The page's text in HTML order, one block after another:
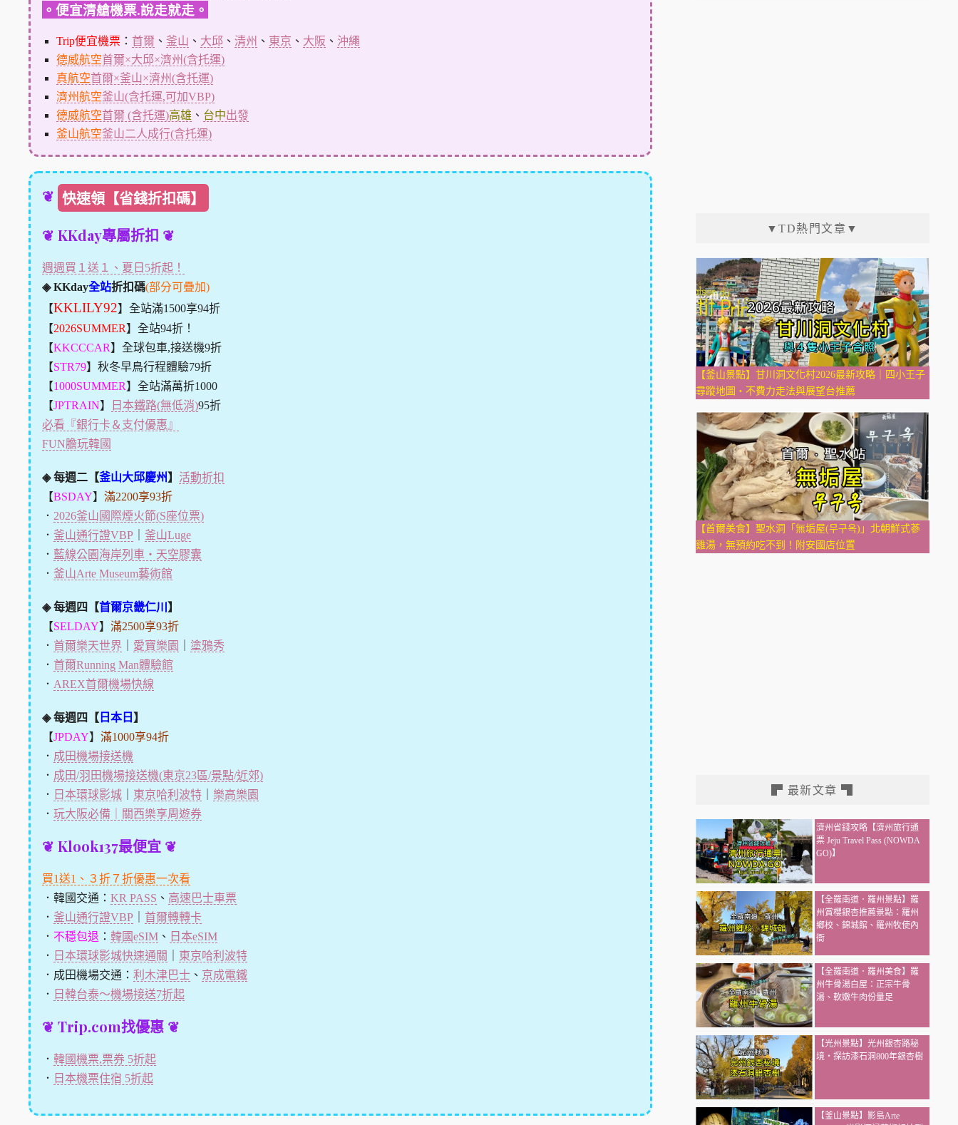
。便宜清艙機票.說走就走。
Trip便宜機票： 首爾 、 釜山 、 大邱 、 清州 、 東京 、 大阪 、 沖繩
德威航空首爾×大邱×濟州(含托運)
真航空首爾×釜山×濟州(含托運)
濟州航空釜山(含托運,可加VBP)
德威航空首爾 (含托運)高雄 、 台中出發
釜山航空釜山二人成行(含托運)
❦ 快速領【省錢折扣碼】
❦ KKday專屬折扣 ❦
週週買１送１、夏日5折起！
◈ KKday全站折扣碼(部分可疊加)
【KKLILY92】全站滿1500享94折
【2026SUMMER】全站94折！
【KKCCCAR】全球包車,接送機9折
【STR79】秋冬早鳥行程體驗79折
【1000SUMMER】全站滿萬折1000
【JPTRAIN】 日本鐵路(無低消)95折
必看『銀行卡＆支付優惠』
FUN膽玩韓國
◈ 每週二【釜山大邱慶州】 活動折扣
【BSDAY】 滿2200享93折
． 2026釜山國際煙火節(S座位票)
． 釜山通行證VBP｜ 釜山Luge
． 藍線公園海岸列車・天空膠囊
． 釜山Arte Museum藝術館
◈ 每週四【首爾京畿仁川 】
【SELDAY】 滿2500享93折
． 首爾樂天世界 愛寶樂園
塗鴉秀
． 首爾Running Man體驗館
． AREX首爾機場快線
◈ 每週四【 日本日 】
【JPDAY】 滿1000享94折
． 成田機場接送機
． 成田/羽田機場接送機(東京23區/景點/近郊)
． 日本環球影城｜ 東京哈利波特｜ 樂高樂園
． 玩大阪必備｜關西樂享周遊券
❦ Klook137最便宜 ❦
買1送1、３折７折優惠一次看
．韓國交通： KR PASS 、 高速巴士車票
． 釜山通行證VBP｜ 首爾轉轉卡
． 不穩包退 ： 韓國eSIM、 日本eSIM
． 日本環球影城快速通關
東京哈利波特
．成田機場交通： 利木津巴士、 京成電鐵
． 日韓台泰～機場接送7折起
❦ Trip.com找優惠 ❦
． 韓國機票,票券 5折起
． 日本機票住宿 5折起
▼TD熱門文章▼
【釜山景點】甘川洞文化村2026最新攻略｜四小王子
尋蹤地圖・不費力走法與展望台推薦
【首爾美食】聖水洞「無垢屋(무구옥)」北朝鮮式蔘
雞湯，無預約吃不到！附安國店位置
▛ 最新文章 ▜
濟州省錢攻略【濟州旅行通
票 Jeju Travel Pass (NOWDA
GO)】
【全羅南道．羅州景點】羅
州賞櫻銀杏推薦景點：羅州
鄉校、錦城館、羅州牧使內
衙
【全羅南道．羅州美食】羅
州牛骨湯白屋：正宗牛骨
湯、軟嫩牛肉份量足
【光州景點】光州銀杏路秘
境・探訪漆石洞800年銀杏樹
【釜山景點】影島Arte